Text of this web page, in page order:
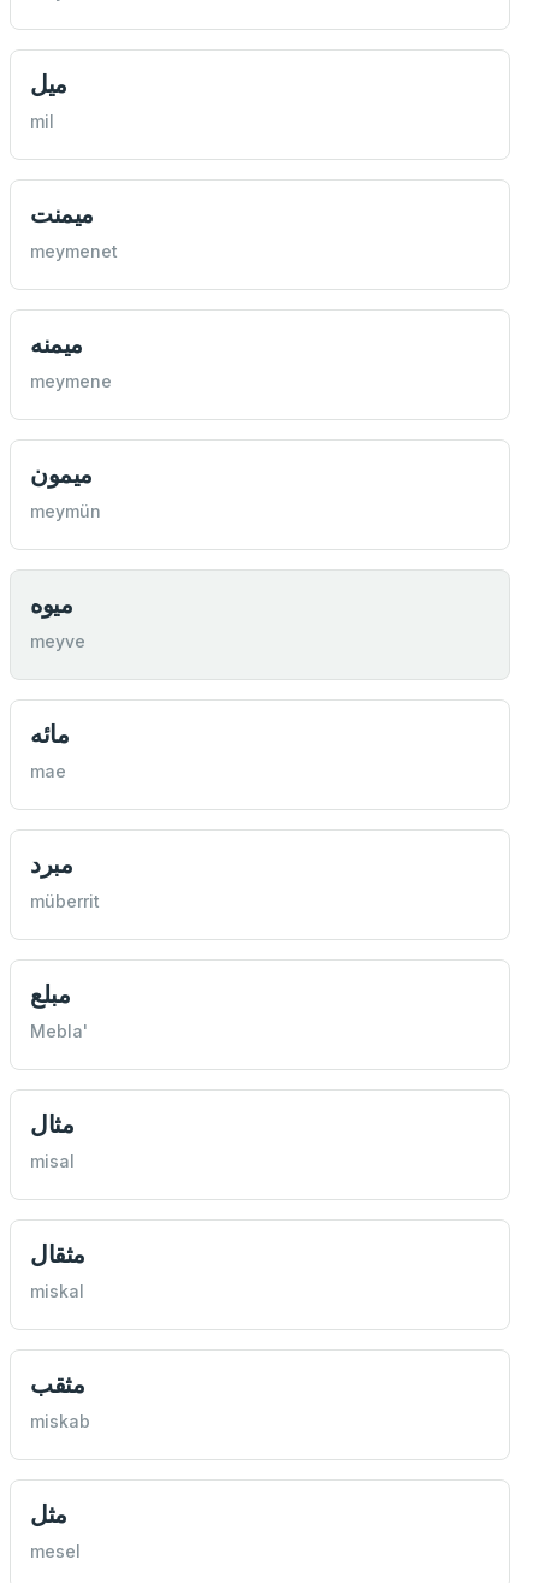
ميل
mil
ميمنت
meymenet
ميمنه
meymene
ميمون
meymün
ميوه
meyve
مائه
mae
مبرد
müberrit
مبلع
Mebla'
مثال
misal
مثقال
miskal
مثقب
miskab
مثل
mesel